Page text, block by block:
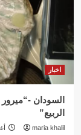
اخبار
السودان -
الربيع”
maria khalil